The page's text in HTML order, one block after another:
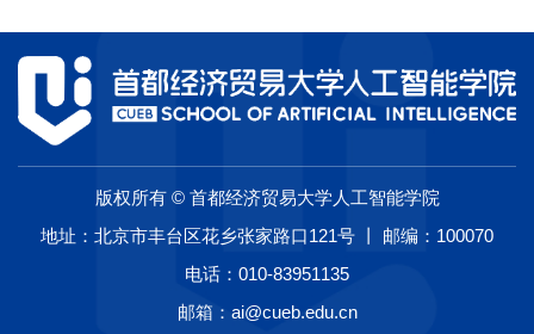
版权所有 © 首都经济贸易大学人工智能学院
地址：北京市丰台区花乡张家路口121号 丨 邮编：100070
电话：010-83951135
邮箱：ai@cueb.edu.cn